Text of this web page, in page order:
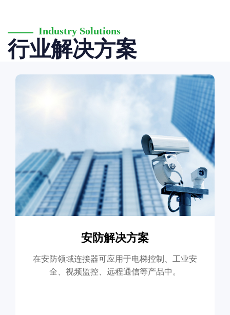
Industry Solutions
行业解决方案
安防解决方案
在安防领域连接器可应用于电梯控制、工业安
全、视频监控、远程通信等产品中。